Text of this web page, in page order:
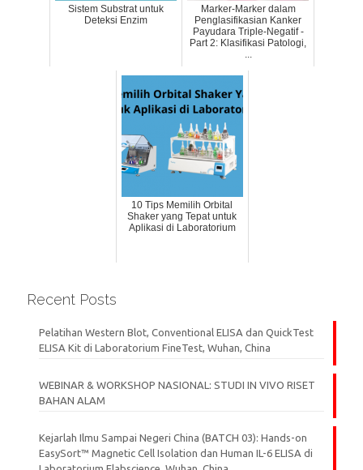
Sistem Substrat untuk
Deteksi Enzim
Marker-Marker dalam
Penglasifikasian Kanker
Payudara Triple-Negatif -
Part 2: Klasifikasi Patologi,
10 Tips Memilih Orbital
Shaker yang Tepat untuk
Aplikasi di Laboratorium
Recent Posts
Pelatihan Western Blot, Conventional ELISA dan QuickTest
ELISA Kit di Laboratorium FineTest, Wuhan, China
WEBINAR & WORKSHOP NASIONAL: STUDI IN VIVO RISET
BAHAN ALAM
Kejarlah Ilmu Sampai Negeri China (BATCH 03): Hands-on
EasySort™ Magnetic Cell Isolation dan Human IL-6 ELISA di